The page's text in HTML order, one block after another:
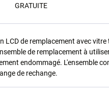
GRATUITE
LCD de remplacement avec
de remplacement à
endommagé. L'ensemble
de rechange.